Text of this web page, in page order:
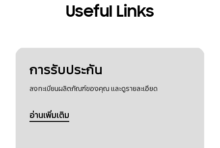
Useful Links
การรับประกัน
ลงทะเบียนผลิตภัณฑ์ของคุณ และดูรายละเอียด
อ่านเพิ่มเติม